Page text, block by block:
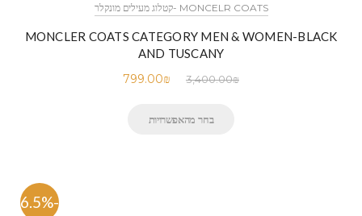
MONCELR COATS -קטלוג מעילים מונקלר
MONCLER COATS CATEGORY MEN & WOMEN-BLACK
AND TUSCANY
3,400.00₪
799.00₪
בחר מהאפשרויות
-76.5%